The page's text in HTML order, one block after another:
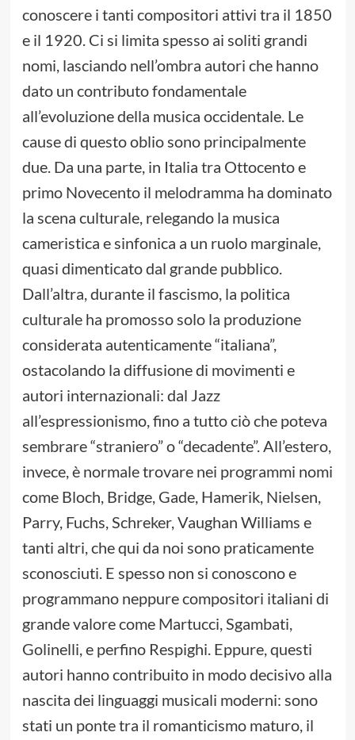
conoscere i tanti compositori attivi tra il 1850
e il 1920. Ci si limita spesso ai soliti grandi
nomi, lasciando nell’ombra autori che hanno
dato un contributo fondamentale
all’evoluzione della musica occidentale. Le
cause di questo oblio sono principalmente
due. Da una parte, in Italia tra Ottocento e
primo Novecento il melodramma ha dominato
la scena culturale, relegando la musica
cameristica e sinfonica a un ruolo marginale,
quasi dimenticato dal grande pubblico.
Dall’altra, durante il fascismo, la politica
culturale ha promosso solo la produzione
considerata autenticamente “italiana”,
ostacolando la diffusione di movimenti e
autori internazionali: dal Jazz
all’espressionismo, fino a tutto ciò che poteva
sembrare “straniero” o “decadente”. All’estero,
invece, è normale trovare nei programmi nomi
come Bloch, Bridge, Gade, Hamerik, Nielsen,
Parry, Fuchs, Schreker, Vaughan Williams e
tanti altri, che qui da noi sono praticamente
sconosciuti. E spesso non si conoscono e
programmano neppure compositori italiani di
grande valore come Martucci, Sgambati,
Golinelli, e perfino Respighi. Eppure, questi
autori hanno contribuito in modo decisivo alla
nascita dei linguaggi musicali moderni: sono
stati un ponte tra il romanticismo maturo, il